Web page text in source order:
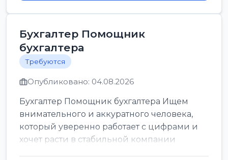
Бухгалтер Помощник
бухгалтера
Требуются
Опубликовано: 04.08.2026
Бухгалтер Помощник бухгалтера Ищем
внимательного и аккуратного человека,
который уверенно работает с цифрами и
хочет расти в стабильной компании